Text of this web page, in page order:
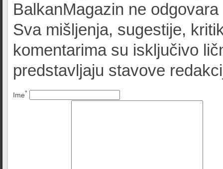
BalkanMagazin ne
Sva mišljenja, sugestije,
komentarima su isključivo
predstavljaju stavove
Ime*